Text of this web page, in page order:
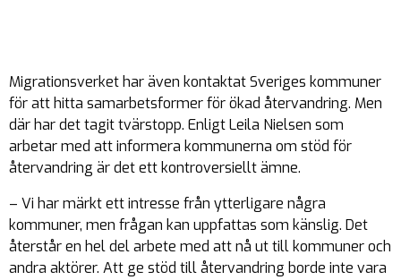
Migrationsverket har även kontaktat Sveriges kommuner
för att hitta samarbetsformer för ökad återvandring. Men
där har det tagit tvärstopp. Enligt Leila Nielsen som
arbetar med att informera kommunerna om stöd för
återvandring är det ett kontroversiellt ämne.
– Vi har märkt ett intresse från ytterligare några
kommuner, men frågan kan uppfattas som känslig. Det
återstår en hel del arbete med att nå ut till kommuner och
andra aktörer. Att ge stöd till återvandring borde inte vara